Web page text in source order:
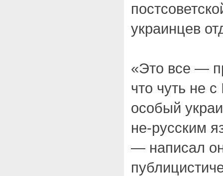
украинцев
«Это все —
что чуть не
особый
не-русским
— написал